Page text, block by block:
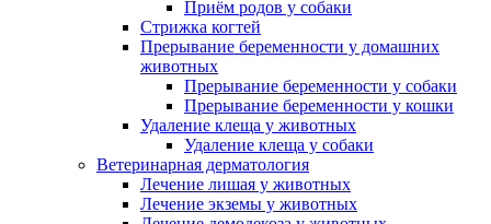
Приём родов у собаки
Стрижка когтей
Прерывание беременности у домашних
животных
Прерывание беременности у собаки
Прерывание беременности у кошки
Удаление клеща у животных
Удаление клеща у собаки
Ветеринарная дерматология
Лечение лишая у животных
Лечение экземы у животных